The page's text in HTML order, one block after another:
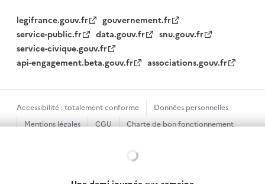
Chargement...
legifrance.gouv.fr
gouvernement.fr
service-public.fr
data.gouv.fr
snu.gouv.fr
service-civique.gouv.fr
api-engagement.beta.gouv.fr
associations.gouv.fr
Accessibilité : totalement conforme
Données personnelles
Mentions légales
CGU
Charte de bon fonctionnement
licence etalab-2.0